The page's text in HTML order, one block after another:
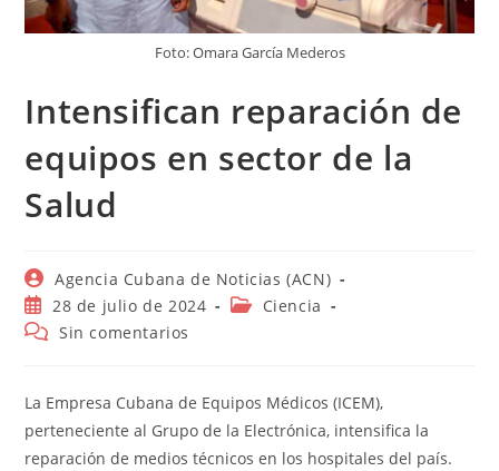
Foto: Omara García Mederos
Intensifican reparación de
equipos en sector de la
Salud
Autor
de
la
entrada:
Agencia Cubana de Noticias (ACN)
Publicación
de
la
28 de julio de 2024
Categoría
Ciencia
Comentarios
entrada:
Sin comentarios
La Empresa Cubana de Equipos Médicos (ICEM),
perteneciente al Grupo de la Electrónica, intensifica la
reparación de medios técnicos en los hospitales del país.